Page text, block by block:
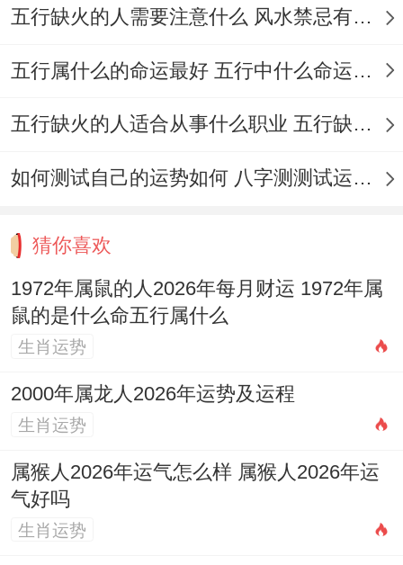
次选吉日:6月15日（农历五月初一。庚申
日）;值神待查,宜开业、装修 、 乔迁 、提
房、进宅、领证、搬家、迁居，纳财、动
种、 入宅、 搬公司等。
重点避忌日：6月16日（农历五月初二，辛
酉日），虽值神明堂（黄道），但位「小红
沙」日，大事勿用，诸事不宜
6月26日（农历五月十二；辛未日），值神
勾陈（黑道）;忌结婚、理发、开业、装修、
开张等事。
注意事项
五行缺火的人需要注意什么 风水禁忌有哪些
五行属什么的命运最好 五行中什么命运势旺盛
五行缺火的人适合从事什么职业 五行缺火的人适合从事的职业有哪些
如何测试自己的运势如何 八字测测试运运程
猜你喜欢
1972年属鼠的人2026年每月财运 1972年属
鼠的是什么命五行属什么
生肖运势
2000年属龙人2026年运势及运程
生肖运势
属猴人2026年运气怎么样 属猴人2026年运
气好吗
生肖运势